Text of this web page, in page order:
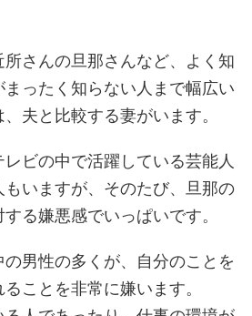
さんの旦那さんなど、よく知
ったく知らない人まで幅広い
夫と比較する妻がいます。
ビの中で活躍している芸能人
もいますが、そのたび、旦那の
る嫌悪感でいっぱいです。
男性の多くが、自分のことを
ことを非常に嫌います。